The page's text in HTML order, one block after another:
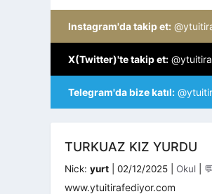
Instagram'da takip et:
X(Twitter)'te takip et:
Telegram'da bize katıl:
TURKUAZ KIZ YURDU
Nick: yurt 02/12/2025 Okul 💬
www.ytuitirafediyor.com